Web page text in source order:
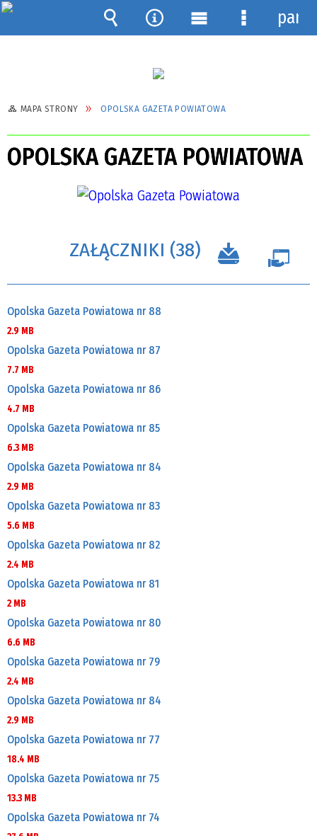
MAPA STRONY OPOLSKA GAZETA POWIATOWA
OPOLSKA GAZETA POWIATOWA
ZAŁĄCZNIKI (38)
Opolska Gazeta Powiatowa nr 88
2.9 MB
Opolska Gazeta Powiatowa nr 87
7.7 MB
Opolska Gazeta Powiatowa nr 86
4.7 MB
Opolska Gazeta Powiatowa nr 85
6.3 MB
Opolska Gazeta Powiatowa nr 84
2.9 MB
Opolska Gazeta Powiatowa nr 83
5.6 MB
Opolska Gazeta Powiatowa nr 82
2.4 MB
Opolska Gazeta Powiatowa nr 81
2 MB
Opolska Gazeta Powiatowa nr 80
6.6 MB
Opolska Gazeta Powiatowa nr 79
2.4 MB
Opolska Gazeta Powiatowa nr 84
2.9 MB
Opolska Gazeta Powiatowa nr 77
18.4 MB
Opolska Gazeta Powiatowa nr 75
13.3 MB
Opolska Gazeta Powiatowa nr 74
Wyszukiwarka
Narzędzia
Menu Menu
panel